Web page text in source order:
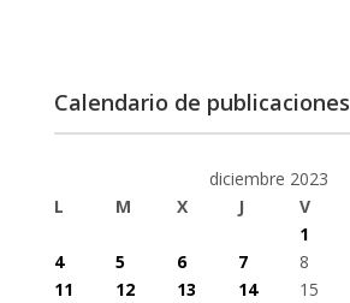
Calendario de publicaciones
diciembre 2023
L
M X J V
1
4
5 6 7 8
11
12 13 14 15